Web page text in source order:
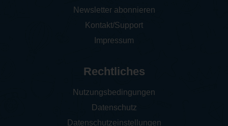
Newsletter abonnieren
Kontakt/Support
Impressum
Rechtliches
Nutzungsbedingungen
Datenschutz
Datenschutzeinstellungen